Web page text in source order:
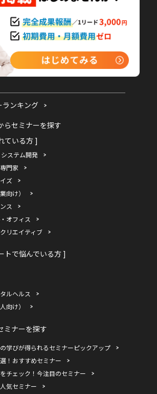
ランキング
らセミナーを探す
ている方 ]
ステム開発
門家
ズ
向け）
ス
オフィス
リエイティブ
トで悩んでいる方 ]
ルヘルス
向け）
ミナーを探す
学びが得られるセミナーピックアップ
！おすすめセミナー
チェック！今注目のセミナー
気セミナー